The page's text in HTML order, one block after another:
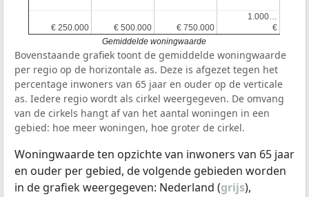
€ 250.000
€ 250.000 € 500.000
€ 500.000 € 750.000
€ 750.000 €
€
1.000…
1.000…
Gemiddelde woningwaarde
Bovenstaande grafiek toont de gemiddelde woningwaarde
per regio op de horizontale as. Deze is afgezet tegen het
percentage inwoners van 65 jaar en ouder op de verticale
as. Iedere regio wordt als cirkel weergegeven. De omvang
van de cirkels hangt af van het aantal woningen in een
gebied: hoe meer woningen, hoe groter de cirkel.
Woningwaarde ten opzichte van inwoners van 65 jaar
en ouder per gebied, de volgende gebieden worden
in de grafiek weergegeven: Nederland (grijs),